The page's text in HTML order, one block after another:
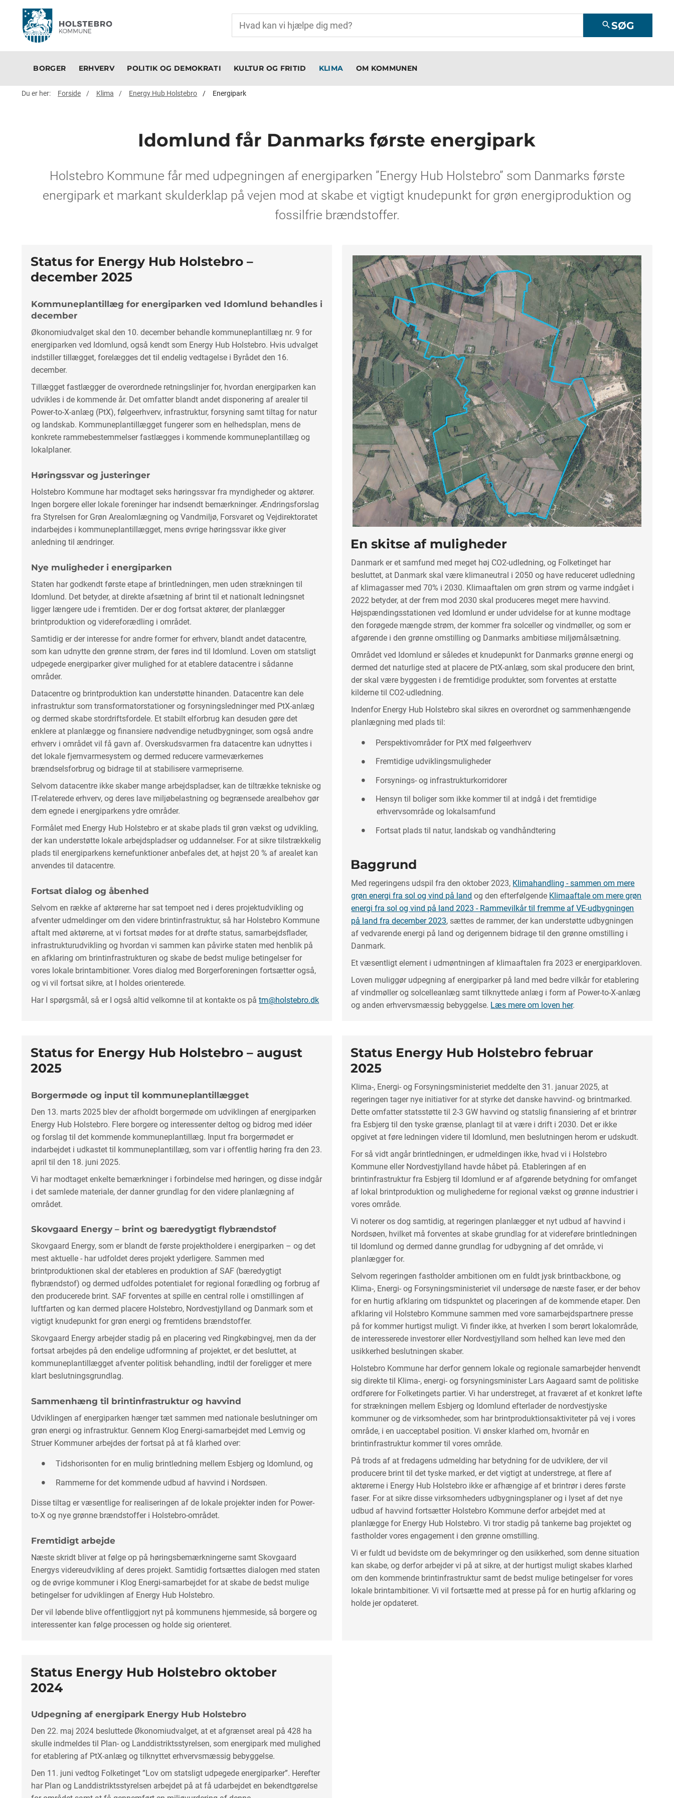
searchSØG
BORGER ERHVERV POLITIK OG DEMOKRATI KULTUR OG FRITID KLIMA OM KOMMUNEN
Du er her: Forside Klima Energy Hub Holstebro Energipark
Idomlund får Danmarks første energipark
Holstebro Kommune får med udpegningen af energiparken ”Energy Hub Holstebro” som Danmarks første
energipark et markant skulderklap på vejen mod at skabe et vigtigt knudepunkt for grøn energiproduktion og
fossilfrie brændstoffer.
Status for Energy Hub Holstebro –
december 2025
Kommuneplantillæg for energiparken ved Idomlund behandles i
december
Økonomiudvalget skal den 10. december behandle kommuneplantillæg nr. 9 for
energiparken ved Idomlund, også kendt som Energy Hub Holstebro. Hvis udvalget
indstiller tillægget, forelægges det til endelig vedtagelse i Byrådet den 16.
december.
Tillægget fastlægger de overordnede retningslinjer for, hvordan energiparken kan
udvikles i de kommende år. Det omfatter blandt andet disponering af arealer til
Power-to-X-anlæg (PtX), følgeerhverv, infrastruktur, forsyning samt tiltag for natur
og landskab. Kommuneplantillægget fungerer som en helhedsplan, mens de
konkrete rammebestemmelser fastlægges i kommende kommuneplantillæg og
lokalplaner.
Høringssvar og justeringer
Holstebro Kommune har modtaget seks høringssvar fra myndigheder og aktører.
Ingen borgere eller lokale foreninger har indsendt bemærkninger. Ændringsforslag
fra Styrelsen for Grøn Arealomlægning og Vandmiljø, Forsvaret og Vejdirektoratet
indarbejdes i kommuneplantillægget, mens øvrige høringssvar ikke giver
anledning til ændringer.
Nye muligheder i energiparken
Staten har godkendt første etape af brintledningen, men uden strækningen til
Idomlund. Det betyder, at direkte afsætning af brint til et nationalt ledningsnet
ligger længere ude i fremtiden. Der er dog fortsat aktører, der planlægger
brintproduktion og videreforædling i området.
Samtidig er der interesse for andre former for erhverv, blandt andet datacentre,
som kan udnytte den grønne strøm, der føres ind til Idomlund. Loven om statsligt
udpegede energiparker giver mulighed for at etablere datacentre i sådanne
områder.
Datacentre og brintproduktion kan understøtte hinanden. Datacentre kan dele
infrastruktur som transformatorstationer og forsyningsledninger med PtX-anlæg
og dermed skabe stordriftsfordele. Et stabilt elforbrug kan desuden gøre det
enklere at planlægge og finansiere nødvendige netudbygninger, som også andre
erhverv i området vil få gavn af. Overskudsvarmen fra datacentre kan udnyttes i
det lokale fjernvarmesystem og dermed reducere varmeværkernes
brændselsforbrug og bidrage til at stabilisere varmepriserne.
Selvom datacentre ikke skaber mange arbejdspladser, kan de tiltrække tekniske og
IT-relaterede erhverv, og deres lave miljøbelastning og begrænsede arealbehov gør
dem egnede i energiparkens ydre områder.
Formålet med Energy Hub Holstebro er at skabe plads til grøn vækst og udvikling,
der kan understøtte lokale arbejdspladser og uddannelser. For at sikre tilstrækkelig
plads til energiparkens kernefunktioner anbefales det, at højst 20 % af arealet kan
anvendes til datacentre.
Fortsat dialog og åbenhed
Selvom en række af aktørerne har sat tempoet ned i deres projektudvikling og
afventer udmeldinger om den videre brintinfrastruktur, så har Holstebro Kommune
aftalt med aktørerne, at vi fortsat mødes for at drøfte status, samarbejdsflader,
infrastrukturudvikling og hvordan vi sammen kan påvirke staten med henblik på
en afklaring om brintinfrastrukturen og skabe de bedst mulige betingelser for
vores lokale brintambitioner. Vores dialog med Borgerforeningen fortsætter også,
og vi vil fortsat sikre, at I holdes orienterede.
Har I spørgsmål, så er I også altid velkomne til at kontakte os påtm@holstebro.dk
En skitse af muligheder
Danmark er et samfund med meget høj CO2-udledning, og Folketinget har
besluttet, at Danmark skal være klimaneutral i 2050 og have reduceret udledning
af klimagasser med 70% i 2030. Klimaaftalen om grøn strøm og varme indgået i
2022 betyder, at der frem mod 2030 skal produceres meget mere havvind.
Højspændingsstationen ved Idomlund er under udvidelse for at kunne modtage
den forøgede mængde strøm, der kommer fra solceller og vindmøller, og som er
afgørende i den grønne omstilling og Danmarks ambitiøse miljømålsætning.
Området ved Idomlund er således et knudepunkt for Danmarks grønne energi og
dermed det naturlige sted at placere de PtX-anlæg, som skal producere den brint,
der skal være byggesten i de fremtidige produkter, som forventes at erstatte
kilderne til CO2-udledning.
Indenfor Energy Hub Holstebro skal sikres en overordnet og sammenhængende
planlægning med plads til:
Perspektivområder for PtX med følgeerhverv
Fremtidige udviklingsmuligheder
Forsynings- og infrastrukturkorridorer
Hensyn til boliger som ikke kommer til at indgå i det fremtidige
erhvervsområde og lokalsamfund
Fortsat plads til natur, landskab og vandhåndtering
Baggrund
Med regeringens udspil fra den oktober 2023, Klimahandling - sammen om mere
grøn energi fra sol og vind på land og den efterfølgende Klimaaftale om mere grøn
energi fra sol og vind på land 2023 - Rammevilkår til fremme af VE-udbygningen
på land fra december 2023, sættes de rammer, der kan understøtte udbygningen
af vedvarende energi på land og derigennem bidrage til den grønne omstilling i
Danmark.
Et væsentligt element i udmøntningen af klimaaftalen fra 2023 er energiparkloven.
Loven muliggør udpegning af energiparker på land med bedre vilkår for etablering
af vindmøller og solcelleanlæg samt tilknyttede anlæg i form af Power-to-X-anlæg
og anden erhvervsmæssig bebyggelse. Læs mere om loven her.
Status for Energy Hub Holstebro – august
2025
Borgermøde og input til kommuneplantillægget
Den 13. marts 2025 blev der afholdt borgermøde om udviklingen af energiparken
Energy Hub Holstebro. Flere borgere og interessenter deltog og bidrog med idéer
og forslag til det kommende kommuneplantillæg. Input fra borgermødet er
indarbejdet i udkastet til kommuneplantillæg, som var i offentlig høring fra den 23.
april til den 18. juni 2025.
Vi har modtaget enkelte bemærkninger i forbindelse med høringen, og disse indgår
i det samlede materiale, der danner grundlag for den videre planlægning af
området.
Skovgaard Energy – brint og bæredygtigt flybrændstof
Skovgaard Energy, som er blandt de første projektholdere i energiparken – og det
mest aktuelle - har udfoldet deres projekt yderligere. Sammen med
brintproduktionen skal der etableres en produktion af SAF (bæredygtigt
flybrændstof) og dermed udfoldes potentialet for regional forædling og forbrug af
den producerede brint. SAF forventes at spille en central rolle i omstillingen af
luftfarten og kan dermed placere Holstebro, Nordvestjylland og Danmark som et
vigtigt knudepunkt for grøn energi og fremtidens brændstoffer.
Skovgaard Energy arbejder stadig på en placering ved Ringkøbingvej, men da der
fortsat arbejdes på den endelige udformning af projektet, er det besluttet, at
kommuneplantillægget afventer politisk behandling, indtil der foreligger et mere
klart beslutningsgrundlag.
Sammenhæng til brintinfrastruktur og havvind
Udviklingen af energiparken hænger tæt sammen med nationale beslutninger om
grøn energi og infrastruktur. Gennem Klog Energi-samarbejdet med Lemvig og
Struer Kommuner arbejdes der fortsat på at få klarhed over:
Tidshorisonten for en mulig brintledning mellem Esbjerg og Idomlund, og
Rammerne for det kommende udbud af havvind i Nordsøen.
Disse tiltag er væsentlige for realiseringen af de lokale projekter inden for Power-
to-X og nye grønne brændstoffer i Holstebro-området.
Fremtidigt arbejde
Næste skridt bliver at følge op på høringsbemærkningerne samt Skovgaard
Energys videreudvikling af deres projekt. Samtidig fortsættes dialogen med staten
og de øvrige kommuner i Klog Energi-samarbejdet for at skabe de bedst mulige
betingelser for udviklingen af Energy Hub Holstebro.
Der vil løbende blive offentliggjort nyt på kommunens hjemmeside, så borgere og
interessenter kan følge processen og holde sig orienteret.
Status Energy Hub Holstebro februar
2025
Klima-, Energi- og Forsyningsministeriet meddelte den 31. januar 2025, at
regeringen tager nye initiativer for at styrke det danske havvind- og brintmarked.
Dette omfatter statsstøtte til 2-3 GW havvind og statslig finansiering af et brintrør
fra Esbjerg til den tyske grænse, planlagt til at være i drift i 2030. Det er ikke
opgivet at føre ledningen videre til Idomlund, men beslutningen herom er udskudt.
For så vidt angår brintledningen, er udmeldingen ikke, hvad vi i Holstebro
Kommune eller Nordvestjylland havde håbet på. Etableringen af en
brintinfrastruktur fra Esbjerg til Idomlund er af afgørende betydning for omfanget
af lokal brintproduktion og mulighederne for regional vækst og grønne industrier i
vores område.
Vi noterer os dog samtidig, at regeringen planlægger et nyt udbud af havvind i
Nordsøen, hvilket må forventes at skabe grundlag for at videreføre brintledningen
til Idomlund og dermed danne grundlag for udbygning af det område, vi
planlægger for.
Selvom regeringen fastholder ambitionen om en fuldt jysk brintbackbone, og
Klima-, Energi- og Forsyningsministeriet vil undersøge de næste faser, er der behov
for en hurtig afklaring om tidspunktet og placeringen af de kommende etaper. Den
afklaring vil Holstebro Kommune sammen med vore samarbejdspartnere presse
på for kommer hurtigst muligt. Vi finder ikke, at hverken I som berørt lokalområde,
de interesserede investorer eller Nordvestjylland som helhed kan leve med den
usikkerhed beslutningen skaber.
Holstebro Kommune har derfor gennem lokale og regionale samarbejder henvendt
sig direkte til Klima-, energi- og forsyningsminister Lars Aagaard samt de politiske
ordførere for Folketingets partier. Vi har understreget, at fraværet af et konkret løfte
for strækningen mellem Esbjerg og Idomlund efterlader de nordvestjyske
kommuner og de virksomheder, som har brintproduktionsaktiviteter på vej i vores
område, i en uacceptabel position. Vi ønsker klarhed om, hvornår en
brintinfrastruktur kommer til vores område.
På trods af at fredagens udmelding har betydning for de udviklere, der vil
producere brint til det tyske marked, er det vigtigt at understrege, at flere af
aktørerne i Energy Hub Holstebro ikke er afhængige af et brintrør i deres første
faser. For at sikre disse virksomheders udbygningsplaner og i lyset af det nye
udbud af havvind fortsætter Holstebro Kommune derfor arbejdet med at
planlægge for Energy Hub Holstebro. Vi tror stadig på tankerne bag projektet og
fastholder vores engagement i den grønne omstilling.
Vi er fuldt ud bevidste om de bekymringer og den usikkerhed, som denne situation
kan skabe, og derfor arbejder vi på at sikre, at der hurtigst muligt skabes klarhed
om den kommende brintinfrastruktur samt de bedst mulige betingelser for vores
lokale brintambitioner. Vi vil fortsætte med at presse på for en hurtig afklaring og
holde jer opdateret.
Status Energy Hub Holstebro oktober
2024
Udpegning af energipark Energy Hub Holstebro
Den 22. maj 2024 besluttede Økonomiudvalget, at et afgrænset areal på 428 ha
skulle indmeldes til Plan- og Landdistriktsstyrelsen, som energipark med mulighed
for etablering af PtX-anlæg og tilknyttet erhvervsmæssig bebyggelse.
Den 11. juni vedtog Folketinget ”Lov om statsligt udpegede energiparker”. Herefter
har Plan og Landdistriktsstyrelsen arbejdet på at få udarbejdet en bekendtgørelse